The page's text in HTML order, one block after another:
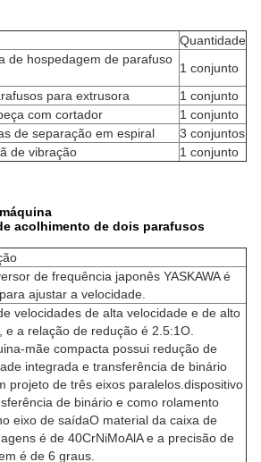
Quantidade
de hospedagem de parafuso
1 conjunto
para extrusora
1 conjunto
com cortador
1 conjunto
de separação em espiral
3 conjuntos
de vibração 1 conjunto
acolhimento de dois parafusos
de frequência japonês YASKAWA é
ajustar a velocidade.
velocidades de alta velocidade e de alto
e a relação de redução é 2.5:1O.
mãe compacta possui redução de
integrada e transferência de binário
projeto de três eixos paralelos.dispositivo
de binário e como rolamento
eixo de saídaO material da caixa de
é de 40CrNiMoAlA e a precisão de
é de 6 graus.